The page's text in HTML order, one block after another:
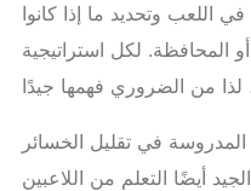
اللعب وتحديد ما إذا كانوا
المحافظة. لكل استراتيجية
في تقليل الخسائر
أيضًا التعلم من اللاعبين